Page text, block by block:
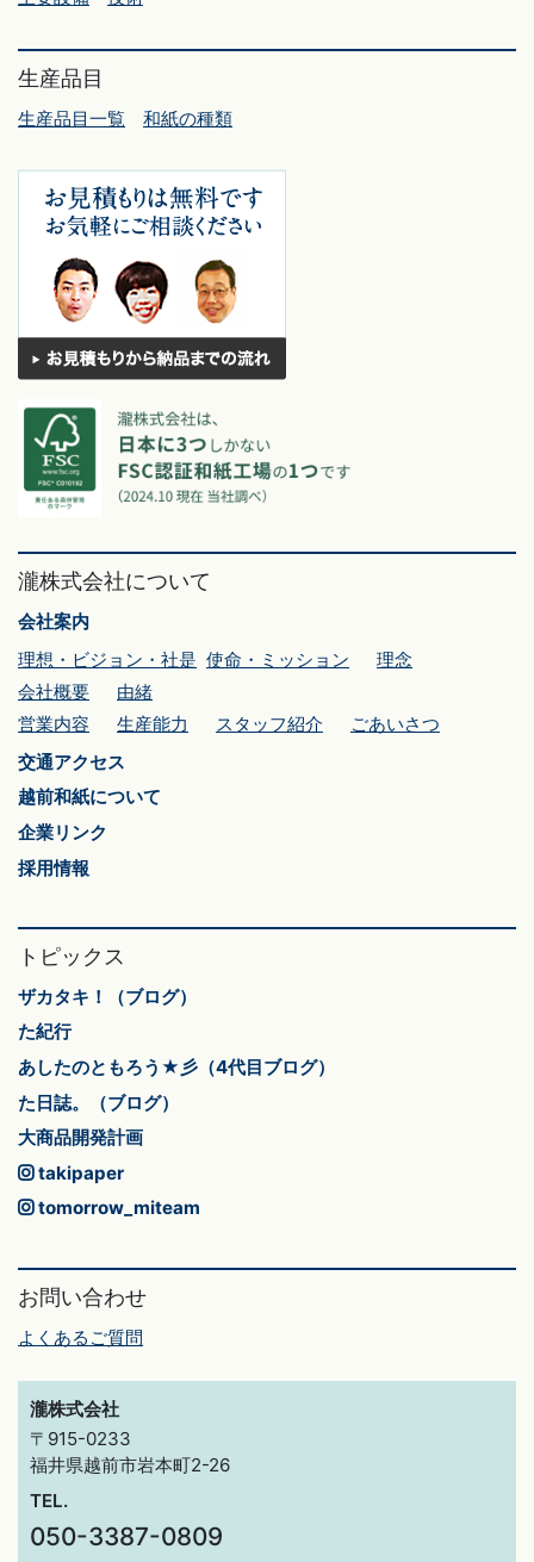
生産品目
生産品目一覧 和紙の種類
瀧株式会社について
会社案内
理想・ビジョン・社是 使命・ミッション
理念
会社概要
由緒
営業内容
生産能力 スタッフ紹介
ごあいさつ
交通アクセス
越前和紙について
企業リンク
採用情報
トピックス
ザカタキ！（ブログ）
た紀行
あしたのともろう★彡（4代目ブログ）
た日誌。（ブログ）
大商品開発計画
takipaper
tomorrow_miteam
お問い合わせ
よくあるご質問
瀧株式会社
〒915-0233
福井県越前市岩本町2-26
TEL.
050-3387-0809